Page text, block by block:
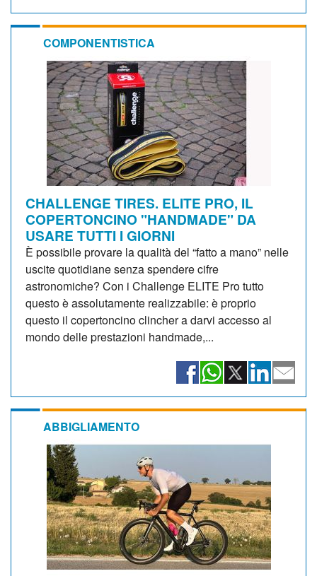
COMPONENTISTICA
CHALLENGE TIRES. ELITE PRO, IL
COPERTONCINO "HANDMADE" DA
USARE TUTTI I GIORNI
È possibile provare la qualità del “fatto a mano” nelle
uscite quotidiane senza spendere cifre
astronomiche? Con i Challenge ELITE Pro tutto
questo è assolutamente realizzabile: è proprio
questo il copertoncino clincher a darvi accesso al
mondo delle prestazioni handmade,...
ABBIGLIAMENTO